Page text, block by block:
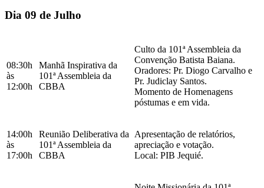
Dia 09 de Julho
08:30h
às
12:00h
Manhã Inspirativa da
101ª Assembleia da
CBBA
Culto da 101ª Assembleia da
Convenção Batista Baiana.
Oradores: Pr. Diogo Carvalho e
Pr. Judiclay Santos.
Momento de Homenagens
póstumas e em vida.
14:00h
às
17:00h
Reunião Deliberativa da
101ª Assembleia da
CBBA
Apresentação de relatórios,
apreciação e votação.
Local: PIB Jequié.